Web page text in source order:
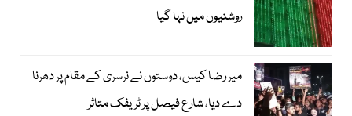
روشنیوں میں نہا گیا
میر رضا کیس، دوستوں نے نرسری کے مقام پر دھرنا
دے دیا، شارع فیصل پر ٹریفک متاثر